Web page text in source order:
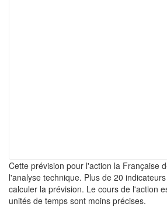
Cette prévision pour l'action la Française
l'analyse technique. Plus de 20
calculer la prévision. Le cours de l'action
unités de temps sont moins précises.